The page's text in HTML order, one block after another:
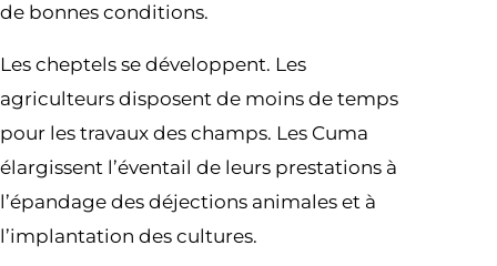
de bonnes conditions.
Les cheptels se développent. Les
agriculteurs disposent de moins de temps
pour les travaux des champs. Les Cuma
élargissent l’éventail de leurs prestations à
l’épandage des déjections animales et à
l’implantation des cultures.